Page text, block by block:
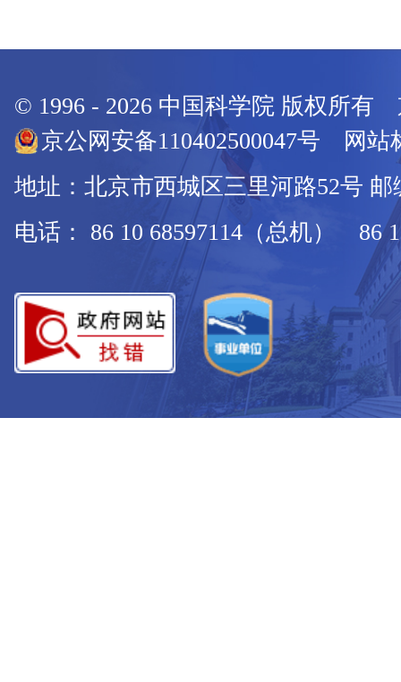
© 1996 - 2026 中国科学院 版权所有
京公网安备110402500047号 网站
地址：北京市西城区三里河路52号 邮
电话： 86 10 68597114（总机） 86